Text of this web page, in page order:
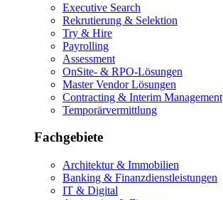
Executive Search
Rekrutierung & Selektion
Try & Hire
Payrolling
Assessment
OnSite- & RPO-Lösungen
Master Vendor Lösungen
Contracting & Interim Management
Temporärvermittlung
Fachgebiete
Architektur & Immobilien
Banking & Finanzdienstleistungen
IT & Digital